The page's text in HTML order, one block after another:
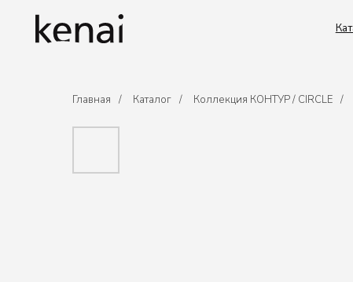
Главная / Каталог / Коллекция КОНТУР / CIRCLE /